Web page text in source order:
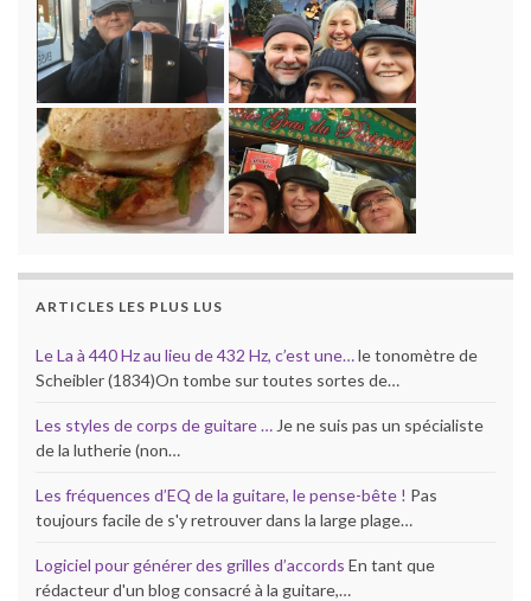
ARTICLES LES PLUS LUS
Le La à 440 Hz au lieu de 432 Hz, c’est une…le tonomètre de
Scheibler (1834)On tombe sur toutes sortes de…
Les styles de corps de guitare … Je ne suis pas un spécialiste
de la lutherie (non…
Les fréquences d’EQ de la guitare, le pense-bête ! Pas
toujours facile de s'y retrouver dans la large plage…
Logiciel pour générer des grilles d’accords En tant que
rédacteur d'un blog consacré à la guitare,…